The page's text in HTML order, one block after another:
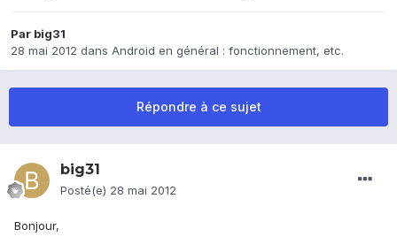
Par big31
28 mai 2012 dans Android en général : fonctionnement, etc.
Répondre à ce sujet
big31
Posté(e) 28 mai 2012
Bonjour,